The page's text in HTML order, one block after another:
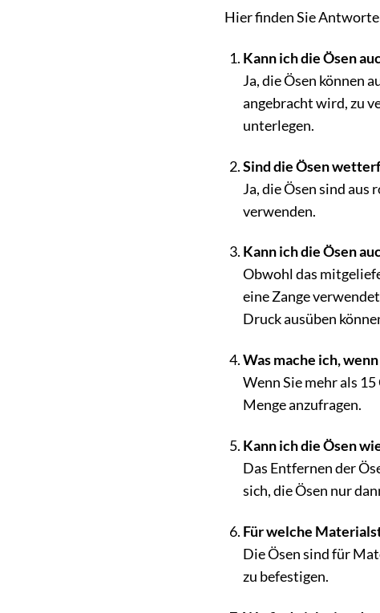
Hier finden Sie
Kann ich die Ösen
Ja, die Ösen können
angebracht wird, zu
unterlegen.
Sind die Ösen
Ja, die Ösen sind
verwenden.
Kann ich die Ösen
Obwohl das
eine Zange
Druck ausüben
Was mache ich,
Wenn Sie mehr als
Menge anzufragen.
Kann ich die Ösen
Das Entfernen der
sich, die Ösen nur
Für welche
Die Ösen sind für
zu befestigen.